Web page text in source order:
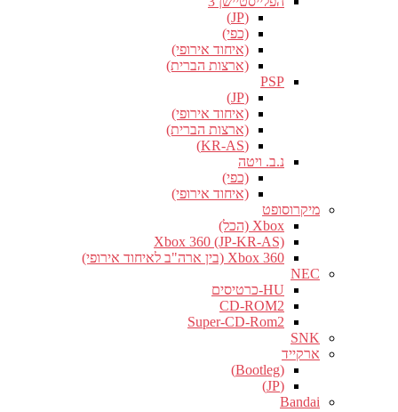
(JP)
(כפי)
(איחוד אירופי)
(ארצות הברית)
PSP
(JP)
(איחוד אירופי)
(ארצות הברית)
(KR-AS)
נ.ב. ויטה
(כפי)
(איחוד אירופי)
מיקרוסופט
Xbox (הכל)
Xbox 360 (JP-KR-AS)
Xbox 360 (בין ארה"ב לאיחוד אירופי)
NEC
HU-כרטיסים
CD-ROM2
Super-CD-Rom2
SNK
ארקייד
(Bootleg)
(JP)
Bandai